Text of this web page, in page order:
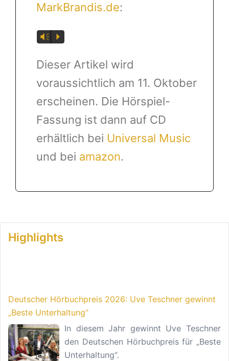
MarkBrandis.de:
Vm P
Dieser Artikel wird
voraussichtlich am 11. Oktober
erscheinen. Die Hörspiel-
Fassung ist dann auf CD
erhältlich bei Universal Music
und bei amazon.
Highlights
Deutscher Hörbuchpreis 2026: Uve Teschner gewinnt
„Beste Unterhaltung“
In diesem Jahr gewinnt Uve Teschner
den Deutschen Hörbuchpreis für „Beste
Unterhaltung“.